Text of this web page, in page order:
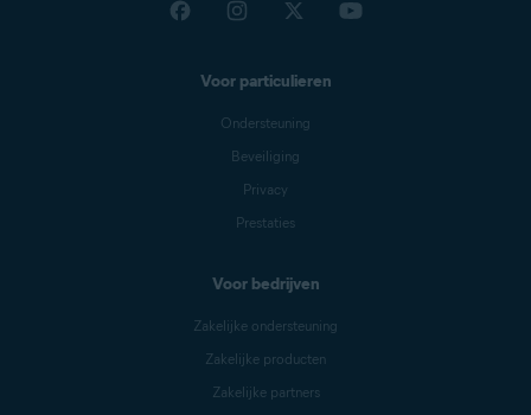
Voor particulieren
Ondersteuning
Beveiliging
Privacy
Prestaties
Voor bedrijven
Zakelijke ondersteuning
Zakelijke producten
Zakelijke partners